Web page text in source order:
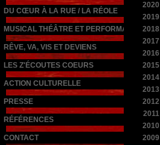
DU CŒUR À LA RUE / LA RÉOLE
MUSICAL THÉÂTRE ET PERFORMANCES
RÊVE, VA, VIS ET DEVIENS
LES Z'ÉCOUTES COEURS
ACTION CULTURELLE
PRESSE
RÉFÉRENCES
CONTACT
2020
2019
2018
2017
2016
2015
2014
2013
2012
2011
2010
2009